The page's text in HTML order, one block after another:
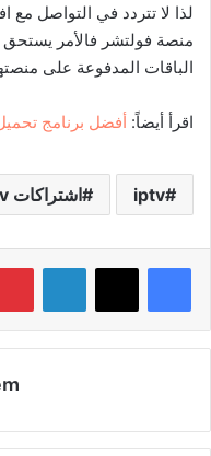
منصة فولتشر فالأمر يستحق
الباقات المدفوعة على
اقرأ أيضاً: أفضل برنامج تحميل
iptv اشتراكات iptv
لينكدإن